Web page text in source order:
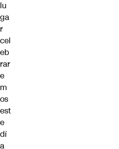
lu
ga
r
cel
eb
rar
e
m
os
est
e
dí
a